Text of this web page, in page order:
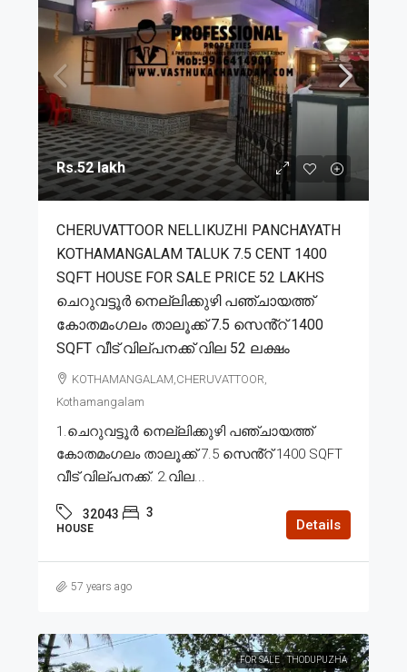
Rs.52 lakh
CHERUVATTOOR NELLIKUZHI PANCHAYATH
KOTHAMANGALAM TALUK 7.5 CENT 1400
SQFT HOUSE FOR SALE PRICE 52 LAKHS
ചെറുവട്ടൂർ നെല്ലിക്കുഴി പഞ്ചായത്ത്
കോതമംഗലം താലൂക്ക് 7.5 സെൻ്റ് 1400
SQFT വീട് വില്പനക്ക് വില 52 ലക്ഷം
KOTHAMANGALAM,CHERUVATTOOR,
Kothamangalam
1.ചെറുവട്ടൂർ നെല്ലിക്കുഴി പഞ്ചായത്ത്
കോതമംഗലം താലൂക്ക് 7.5 സെൻ്റ് 1400 SQFT
വീട് വില്പനക്ക്. 2.വില...
32043 3
HOUSE Details
57 years ago
FOR SALE THODUPUZHA